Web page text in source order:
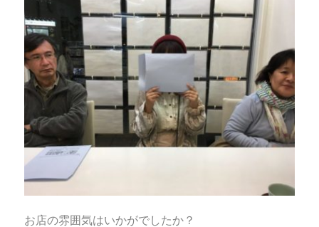
お
客
様
で
す
に
お店の雰囲気はいかがでしたか？